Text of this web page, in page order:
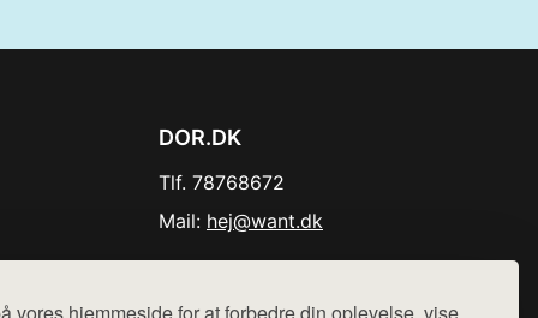
DOR.DK
Tlf. 78768672
Mail: hej@want.dk